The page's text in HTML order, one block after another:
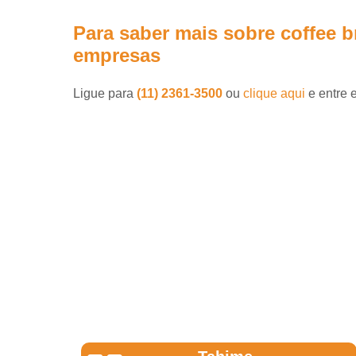
Para saber mais sobre coffee
empresas
Ligue para (11) 2361-3500 ou clique aqui e entre